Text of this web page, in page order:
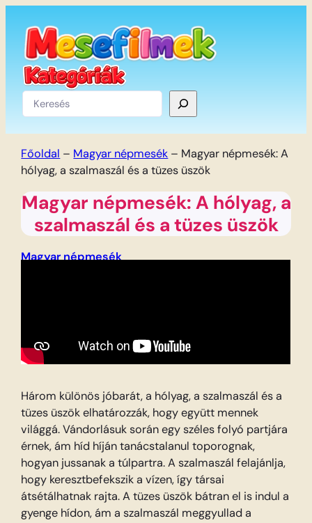
tartalomhoz
Keresés
Főoldal – Magyar népmesék – Magyar népmesék: A
hólyag, a szalmaszál és a tüzes üszök
Magyar népmesék: A hólyag, a
szalmaszál és a tüzes üszök
Magyar népmesék
Három különös jóbarát, a hólyag, a szalmaszál és a
tüzes üszök elhatározzák, hogy együtt mennek
világgá. Vándorlásuk során egy széles folyó partjára
érnek, ám híd híján tanácstalanul toporognak,
hogyan jussanak a túlpartra. A szalmaszál felajánlja,
hogy keresztbefekszik a vízen, így társai
átsétálhatnak rajta. A tüzes üszök bátran el is indul a
gyenge hídon, ám a szalmaszál meggyullad a